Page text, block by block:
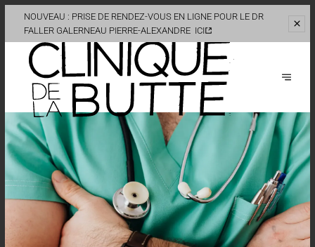
NOUVEAU : PRISE DE RENDEZ-VOUS EN LIGNE POUR LE DR
FALLER GALERNEAU PIERRE-ALEXANDRE ICI